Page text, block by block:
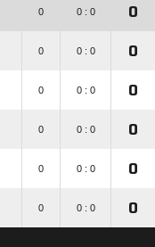
0 0 : 0 0
0 0 : 0 0
0 0 : 0 0
0 0 : 0 0
0 0 : 0 0
0 0 : 0 0